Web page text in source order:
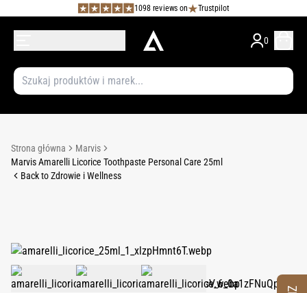
1098 reviews on Trustpilot
0
Strona główna
Marvis
Marvis Amarelli Licorice Toothpaste Personal Care 25ml
Back to Zdrowie i Wellness